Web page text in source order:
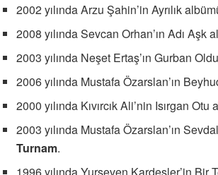
2002 yılında Arzu Şahin’in Ayrılık
2008 yılında Sevcan Orhan’ın Adı
2003 yılında Neşet Ertaş’ın Gurban
2006 yılında Mustafa Özarslan’ın
2000 yılında Kıvırcık Ali’nin Isırgan
2003 yılında Mustafa Özarslan’ın
Turnam.
1996 yılında Yurseven Kardeşler’in